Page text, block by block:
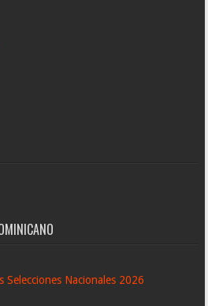
Selecciones Nacionales 2026